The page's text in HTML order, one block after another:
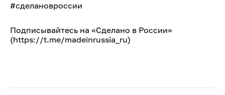
#сделановроссии
Подписывайтесь на «Сделано в России»
(https://t.me/madeinrussia_ru)